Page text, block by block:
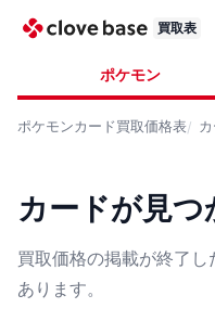
買取表
ポケモン
ポケモンカード買取価格表
カードが見
買取価格の掲載が終了
あります。